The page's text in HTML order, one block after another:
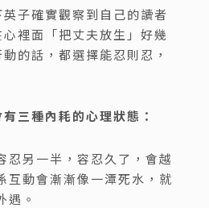
子確實觀察到自己的讀者
裡面「把丈夫放生」好幾
的話，都選擇能忍則忍，
三種內耗的心理狀態：
忍另一半，容忍久了，會越
互動會漸漸像一潭死水，就
遇。